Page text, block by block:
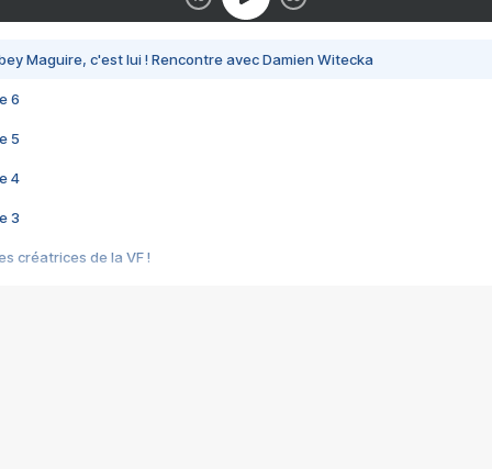
Maguire, c'est lui ! Rencontre avec Damien Witecka
6
5
4
3
créatrices de la VF !